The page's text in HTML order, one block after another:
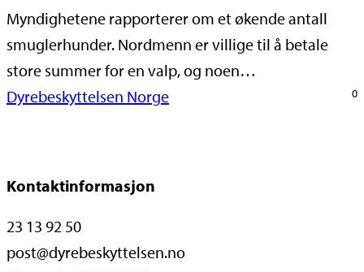
Myndighetene rapporterer om et økende antall
smuglerhunder. Nordmenn er villige til å betale
store summer for en valp, og noen…
Dyrebeskyttelsen Norge
0
Kontaktinformasjon
23 13 92 50
post@dyrebeskyttelsen.no